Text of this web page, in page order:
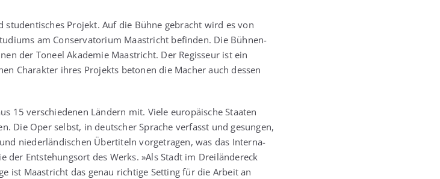
stu­den­ti­sches Pro­jekt. Auf die Büh­ne gebracht wird es von
am Con­ser­va­to­ri­um Maas­tricht befin­den. Die Büh­nen-
der Toneel Aka­de­mie Maas­tricht. Der Regis­seur ist ein
Cha­rak­ter ihres Pro­jekts beto­nen die Macher auch des­sen
15 ver­schie­de­nen Län­dern mit. Vie­le euro­päi­sche Staa­ten
Die Oper selbst, in deut­scher Spra­che ver­fasst und gesun­gen,
nie­der­län­di­schen Über­ti­teln vor­ge­tra­gen, was das Inter­na­
der Ent­ste­hungs­ort des Werks. »Als Stadt im Drei­län­der­eck
ist Maas­tricht das genau rich­ti­ge Set­ting für die Arbeit an